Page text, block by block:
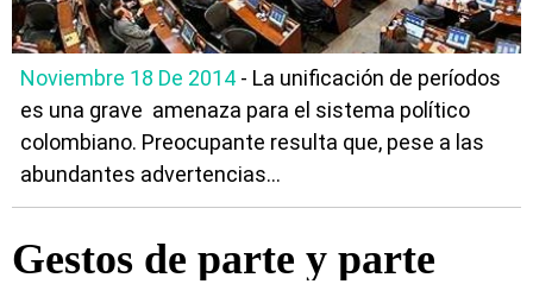
Noviembre 18 De 2014 - La unificación de períodos
es una grave amenaza para el sistema político
colombiano. Preocupante resulta que, pese a las
abundantes advertencias...
Gestos de parte y parte